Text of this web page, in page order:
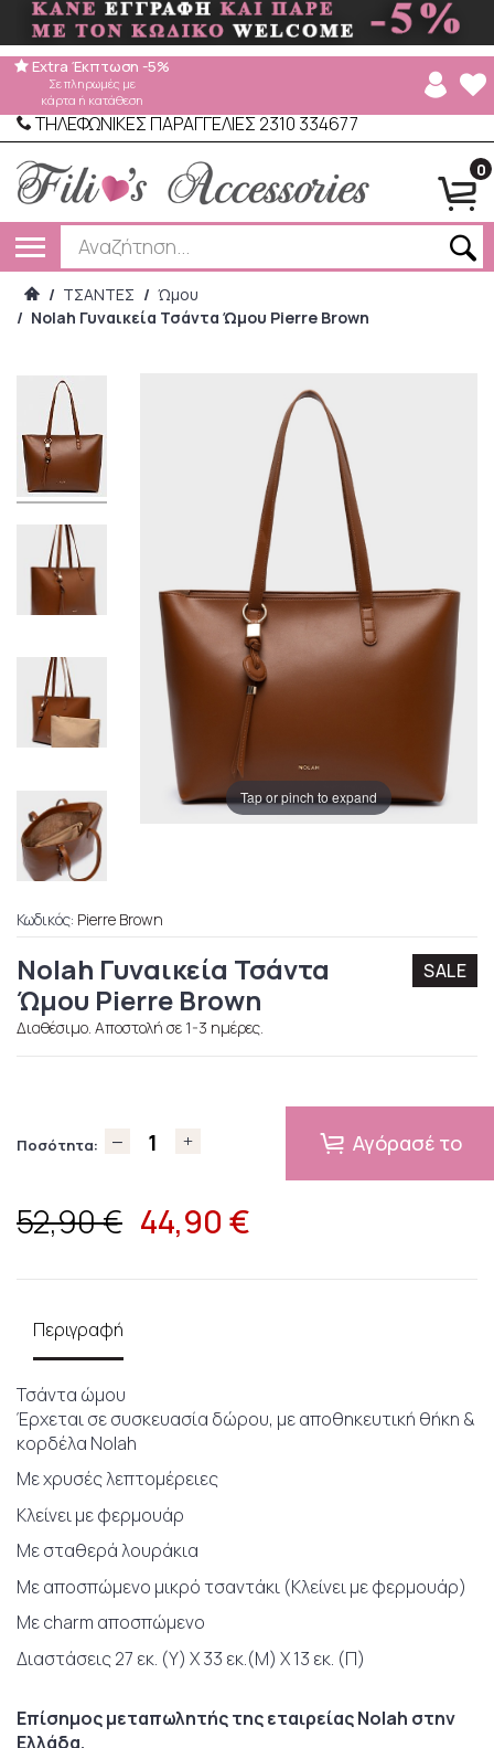
ΤΗΛΕΦΩΝΙΚΕΣ ΠΑΡΑΓΓΕΛΙΕΣ 2310 334677
0
Extra Έκπτωση -5%
Σε πληρωμές με
κάρτα ή κατάθεση
/ ΤΣΑΝΤΕΣ / Ώμου
/ Nolah Γυναικεία Τσάντα Ώμου Pierre Brown
Tap or pinch to expand
Κωδικός: Pierre Brown
Nolah Γυναικεία Τσάντα
Ώμου Pierre Brown
SALE
Διαθέσιμο. Αποστολή σε 1-3 ημέρες.
Ποσότητα: Αγόρασέ το
52,90 € 44,90 €
Περιγραφή
Τσάντα ώμου
Έρχεται σε συσκευασία δώρου, με αποθηκευτική θήκη &
κορδέλα Nolah
Με χρυσές λεπτομέρειες
Κλείνει με φερμουάρ
Με σταθερά λουράκια
Με αποσπώμενο μικρό τσαντάκι (Κλείνει με φερμουάρ)
Με charm αποσπώμενο
Διαστάσεις 27 εκ. (Υ) Χ 33 εκ.(Μ) Χ 13 εκ. (Π)
Επίσημος μεταπωλητής της εταιρείας Nolah στην
Ελλάδα.